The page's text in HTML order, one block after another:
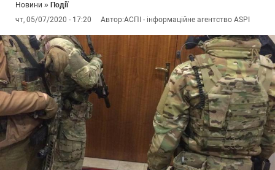
Новини » Події
чт, 05/07/2020 - 17:20
Автор:АСПІ - інформаційне агентство ASPI
#ООС
#боротьба
з
корупцією
#ДФС #Київ #коронавірус